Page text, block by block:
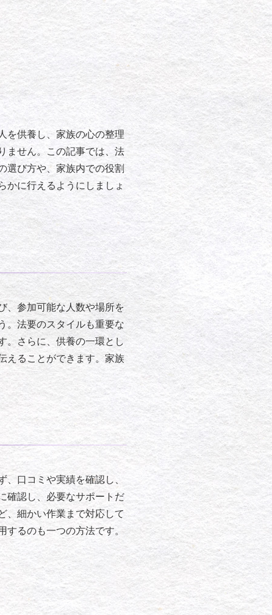
を供養し、家族の心の整理
ません。この記事では、法
選び方や、家族内での役割
かに行えるようにしましょ
、参加可能な人数や場所を
。法要のスタイルも重要な
。さらに、供養の一環とし
えることができます。家族
口コミや実績を確認し、
確認し、必要なサポートだ
、細かい作業まで対応して
するのも一つの方法です。